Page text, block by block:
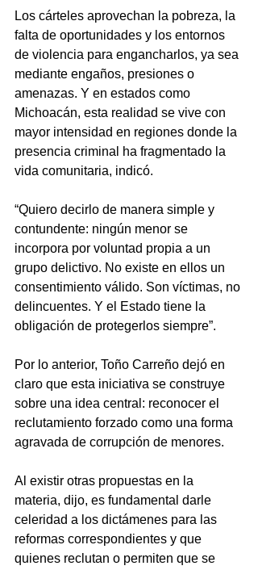
Los cárteles aprovechan la pobreza, la
falta de oportunidades y los entornos
de violencia para engancharlos, ya sea
mediante engaños, presiones o
amenazas. Y en estados como
Michoacán, esta realidad se vive con
mayor intensidad en regiones donde la
presencia criminal ha fragmentado la
vida comunitaria, indicó.
“Quiero decirlo de manera simple y
contundente: ningún menor se
incorpora por voluntad propia a un
grupo delictivo. No existe en ellos un
consentimiento válido. Son víctimas, no
delincuentes. Y el Estado tiene la
obligación de protegerlos siempre”.
Por lo anterior, Toño Carreño dejó en
claro que esta iniciativa se construye
sobre una idea central: reconocer el
reclutamiento forzado como una forma
agravada de corrupción de menores.
Al existir otras propuestas en la
materia, dijo, es fundamental darle
celeridad a los dictámenes para las
reformas correspondientes y que
quienes reclutan o permiten que se